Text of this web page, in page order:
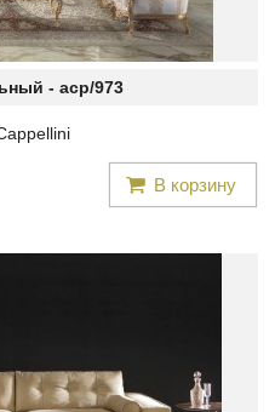
- acp/973
В корзину